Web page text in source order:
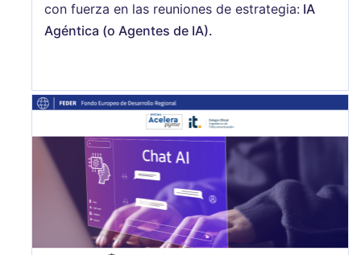
con fuerza en las reuniones de estrategia: IA
Agéntica (o Agentes de IA).